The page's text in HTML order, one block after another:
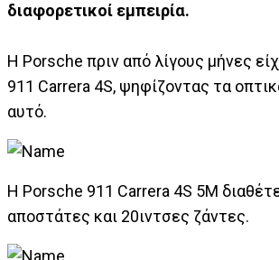
διαφορετικοί εμπειρία.
H Porsche πριν από λίγους μήνες
911 Carrera 4S, ψηφίζοντας τα
αυτό.
Η Porsche 911 Carrera 4S 5M
αποστάτες και 20ιντσες ζάντες.